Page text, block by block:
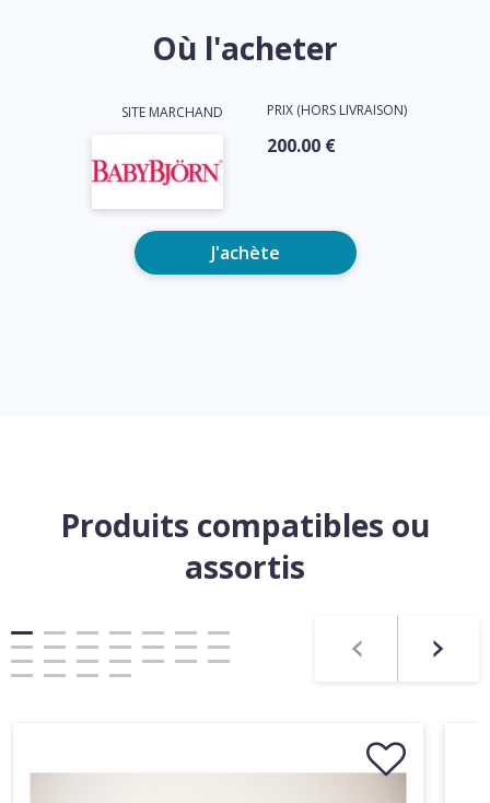
Où l'acheter
SITE MARCHAND PRIX (HORS LIVRAISON)
200.00 €
J'achète
Produits compatibles ou
assortis